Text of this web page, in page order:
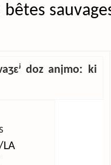
bêtes
doz anịmoː ki
LA